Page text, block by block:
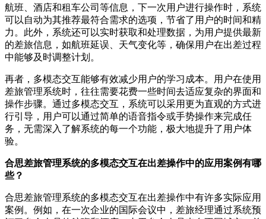
航班、酒店和租车公司等信息，下一次用户进行操作时，系统
可以自动为其推荐最符合需求的选项，节省了用户的时间和精
力。此外，系统还可以实时获取和处理数据，为用户提供最新
的差旅信息，如航班延误、天气变化等，确保用户在出差过程
中能够及时调整计划。
再者，多模态交互能够有效减少用户的学习成本。用户在使用
差旅管理系统时，往往需要花费一些时间去适应复杂的界面和
操作步骤。通过多模态交互，系统可以采用更为直观的方式进
行引导，用户可以通过简单的语音指令或手势操作来完成任
务，无需深入了解系统的每一个功能，极大地提升了用户体
验。
合思差旅管理系统的多模态交互在出差操作中的应用案例有哪
些？
合思差旅管理系统的多模态交互在出差操作中有许多实际应用
案例。例如，在一次企业的国际会议中，差旅经理通过系统预